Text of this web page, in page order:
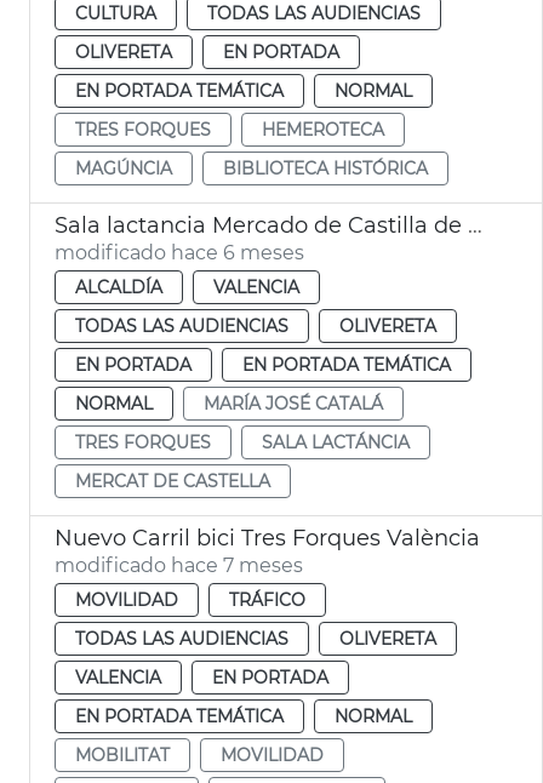
CULTURA
TODAS LAS AUDIENCIAS
OLIVERETA
EN PORTADA
EN PORTADA TEMÁTICA
NORMAL
TRES FORQUES
HEMEROTECA
MAGÚNCIA
BIBLIOTECA HISTÓRICA
Sala lactancia Mercado de Castilla de València
modificado hace 6 meses
ALCALDÍA
VALENCIA
TODAS LAS AUDIENCIAS
OLIVERETA
EN PORTADA
EN PORTADA TEMÁTICA
NORMAL
MARÍA JOSÉ CATALÁ
TRES FORQUES
SALA LACTÁNCIA
MERCAT DE CASTELLA
Nuevo Carril bici Tres Forques València
modificado hace 7 meses
MOVILIDAD
TRÁFICO
TODAS LAS AUDIENCIAS
OLIVERETA
VALENCIA
EN PORTADA
EN PORTADA TEMÁTICA
NORMAL
MOBILITAT
MOVILIDAD